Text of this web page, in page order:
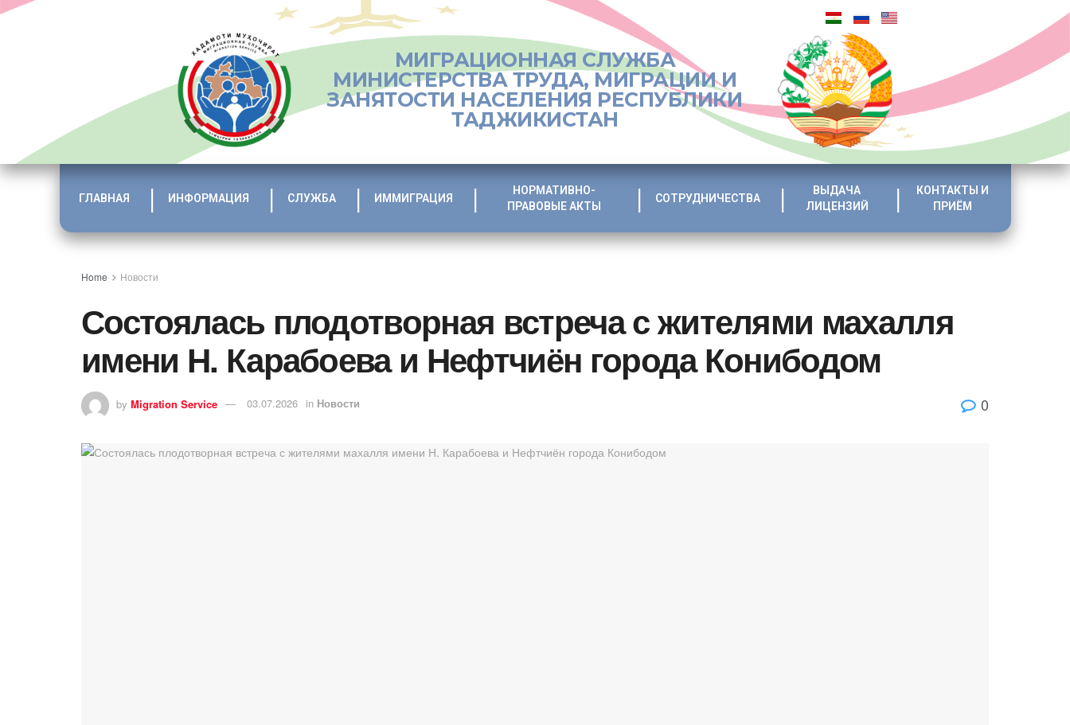
МИГРАЦИОННАЯ СЛУЖБА
МИНИСТЕРСТВА ТРУДА, МИГРАЦИИ И
ЗАНЯТОСТИ НАСЕЛЕНИЯ РЕСПУБЛИКИ
ТАДЖИКИСТАН
ГЛАВНАЯ ИНФОРМАЦИЯ СЛУЖБА ИММИГРАЦИЯ
НОРМАТИВНО-
ПРАВОВЫЕ АКТЫ
СОТРУДНИЧЕСТВА
ВЫДАЧА
ЛИЦЕНЗИЙ
КОНТАКТЫ И
ПРИЁМ
Home Новости
Состоялась плодотворная встреча с жителями махалля
имени Н. Карабоева и Нефтчиён города Конибодом
by Migration Service 03.07.2026 in Новости 0